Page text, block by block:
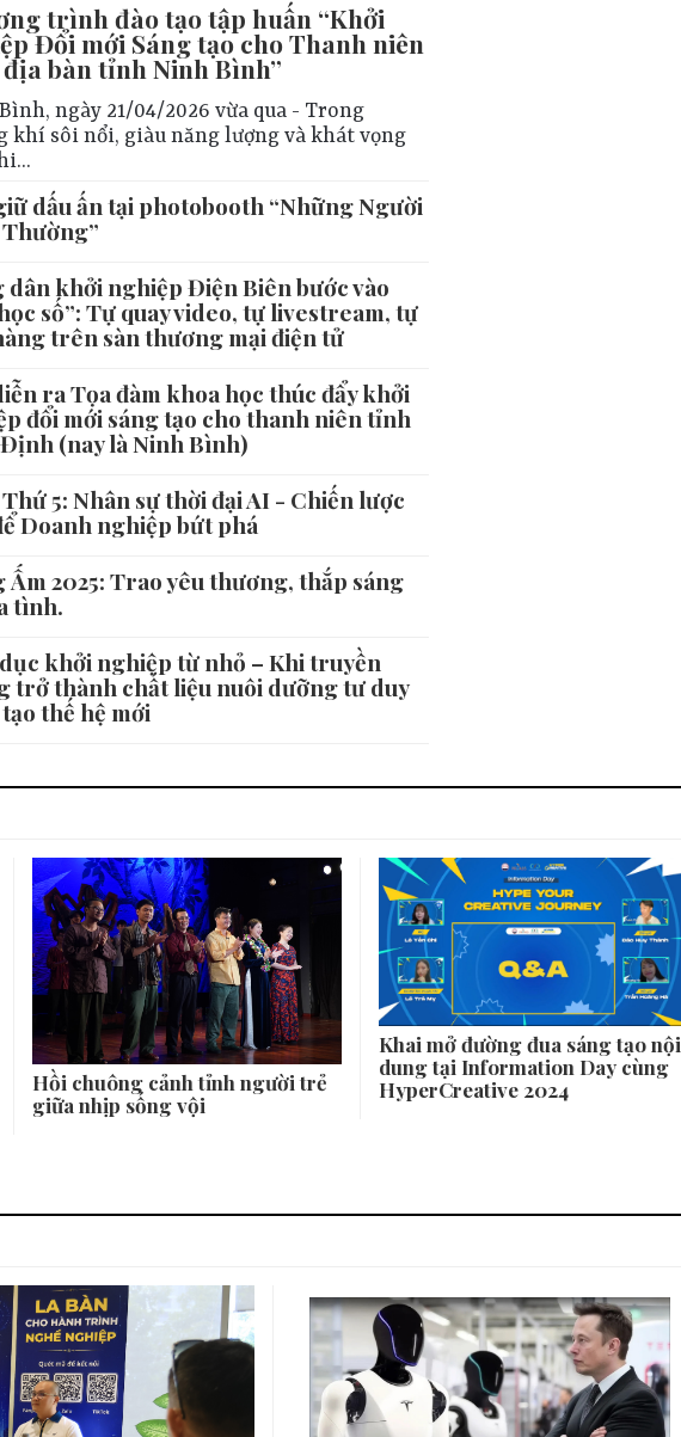
trình đào tạo tập huấn “Khởi
Đổi mới Sáng tạo cho Thanh niên
bàn tỉnh Ninh Bình”
ngày 21/04/2026 vừa qua - Trong
khí sôi nổi, giàu năng lượng và khát vọng
dấu ấn tại photobooth “Những Người
dân khởi nghiệp Điện Biên bước vào
số”: Tự quay video, tự livestream, tự
trên sàn thương mại điện tử
ra Tọa đàm khoa học thúc đẩy khởi
đổi mới sáng tạo cho thanh niên tỉnh
(nay là Ninh Bình)
5: Nhân sự thời đại AI - Chiến lược
Doanh nghiệp bứt phá
2025: Trao yêu thương, thắp sáng
tình.
khởi nghiệp từ nhỏ – Khi truyền
trở thành chất liệu nuôi dưỡng tư duy
thế hệ mới
Hồi chuông cảnh tỉnh người trẻ
giữa nhịp sống vội
Khai mở đường đua sáng tạo nội
dung tại Information Day cùng
HyperCreative 2024